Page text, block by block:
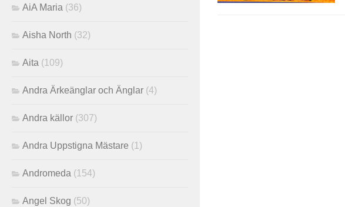
AiA Maria (36)
Aisha North (32)
Aita (109)
Andra Ärkeänglar och Änglar (4)
Andra källor (307)
Andra Uppstigna Mästare (1)
Andromeda (154)
Angel Skog (50)